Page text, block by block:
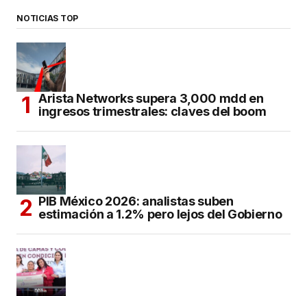
NOTICIAS TOP
Arista Networks supera 3,000 mdd en
ingresos trimestrales: claves del boom
PIB México 2026: analistas suben
estimación a 1.2% pero lejos del Gobierno